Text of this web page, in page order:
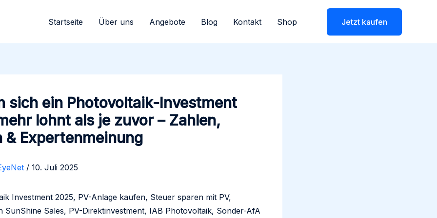
Startseite Über uns Angebote Blog Kontakt Shop Jetzt kaufen
sich ein Photovoltaik-Investment
lohnt als je zuvor – Zahlen,
& Expertenmeinung
/ 10. Juli 2025